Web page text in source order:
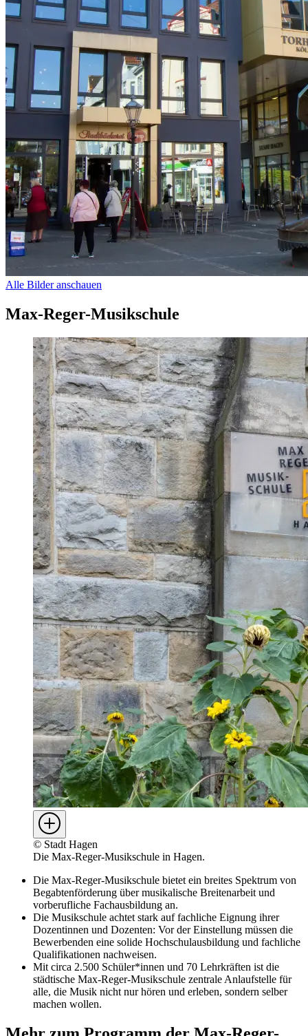
Alle Bilder anschauen
Max-Reger-Musikschule
© Stadt Hagen
Die Max-Reger-Musikschule in Hagen.
Die Max-Reger-Musikschule bietet ein breites Spektrum von
Begabtenförderung über musikalische Breitenarbeit und
vorberufliche Fachausbildung an.
Die Musikschule achtet stark auf fachliche Eignung ihrer
Dozentinnen und Dozenten: Vor der Einstellung müssen die
Bewerbenden eine solide Hochschulausbildung und fachliche
Qualifikationen nachweisen.
Mit circa 2.500 Schüler*innen und 70 Lehrkräften ist die
städtische Max-Reger-Musikschule zentrale Anlaufstelle für
alle, die Musik nicht nur hören und erleben, sondern selber
machen wollen.